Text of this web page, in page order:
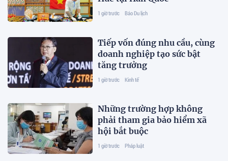
1 giờ trước Báo Du lịch
Tiếp vốn đúng nhu cầu, cùng
doanh nghiệp tạo sức bật
tăng trưởng
1 giờ trước Kinh tế
Những trường hợp không
phải tham gia bảo hiểm xã
hội bắt buộc
1 giờ trước Pháp luật